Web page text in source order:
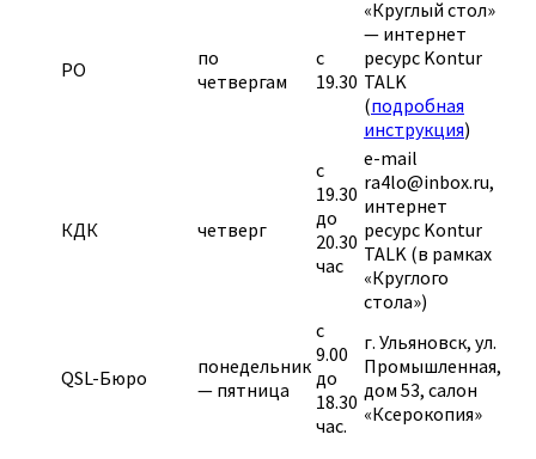
РО
по
четвергам
с
19.30
«Круглый стол»
— интернет
ресурс Kontur
TALK
(подробная
инструкция)
КДК четверг
с
19.30
до
20.30
час
e-mail
ra4lo@inbox.ru,
интернет
ресурс Kontur
TALK (в рамках
«Круглого
стола»)
QSL-Бюро
понедельник
— пятница
с
9.00
до
18.30
час.
г. Ульяновск, ул.
Промышленная,
дом 53, салон
«Ксерокопия»